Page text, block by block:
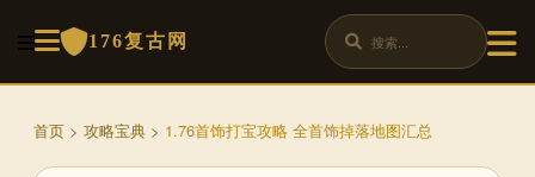
176复古网
首页 > 攻略宝典 > 1.76首饰打宝攻略 全首饰掉落地图汇总